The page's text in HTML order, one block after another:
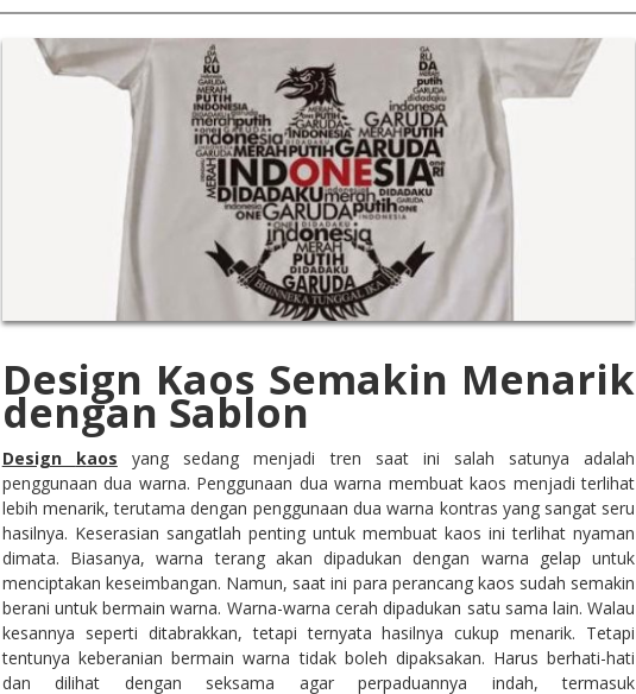
Design Kaos Semakin Menarik
dengan Sablon
Design kaos yang sedang menjadi tren saat ini salah satunya adalah
penggunaan dua warna. Penggunaan dua warna membuat kaos menjadi terlihat
lebih menarik, terutama dengan penggunaan dua warna kontras yang sangat seru
hasilnya. Keserasian sangatlah penting untuk membuat kaos ini terlihat nyaman
dimata. Biasanya, warna terang akan dipadukan dengan warna gelap untuk
menciptakan keseimbangan. Namun, saat ini para perancang kaos sudah semakin
berani untuk bermain warna. Warna-warna cerah dipadukan satu sama lain. Walau
kesannya seperti ditabrakkan, tetapi ternyata hasilnya cukup menarik. Tetapi
tentunya keberanian bermain warna tidak boleh dipaksakan. Harus berhati-hati
dan dilihat dengan seksama agar perpaduannya indah, termasuk